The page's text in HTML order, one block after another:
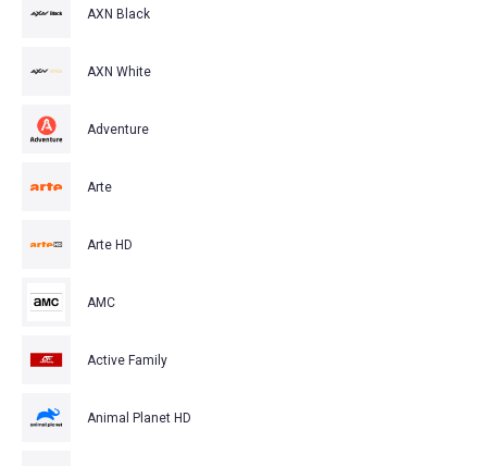
AXN Black
AXN White
Adventure
Arte
Arte HD
AMC
Active Family
Animal Planet HD